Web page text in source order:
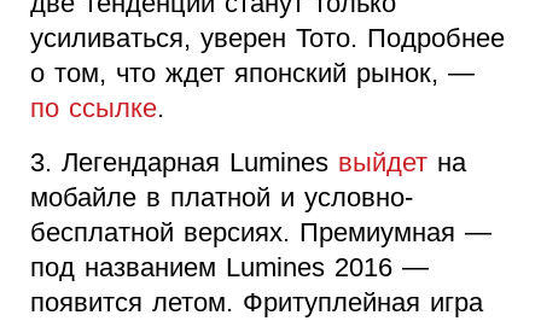
усиливаться, уверен Тото. Подробнее
о том, что ждет японский рынок, —
по ссылке.
3. Легендарная Lumines выйдет на
мобайле в платной и условно-
бесплатной версиях. Премиумная —
под названием Lumines 2016 —
появится летом. Фритуплейная игра